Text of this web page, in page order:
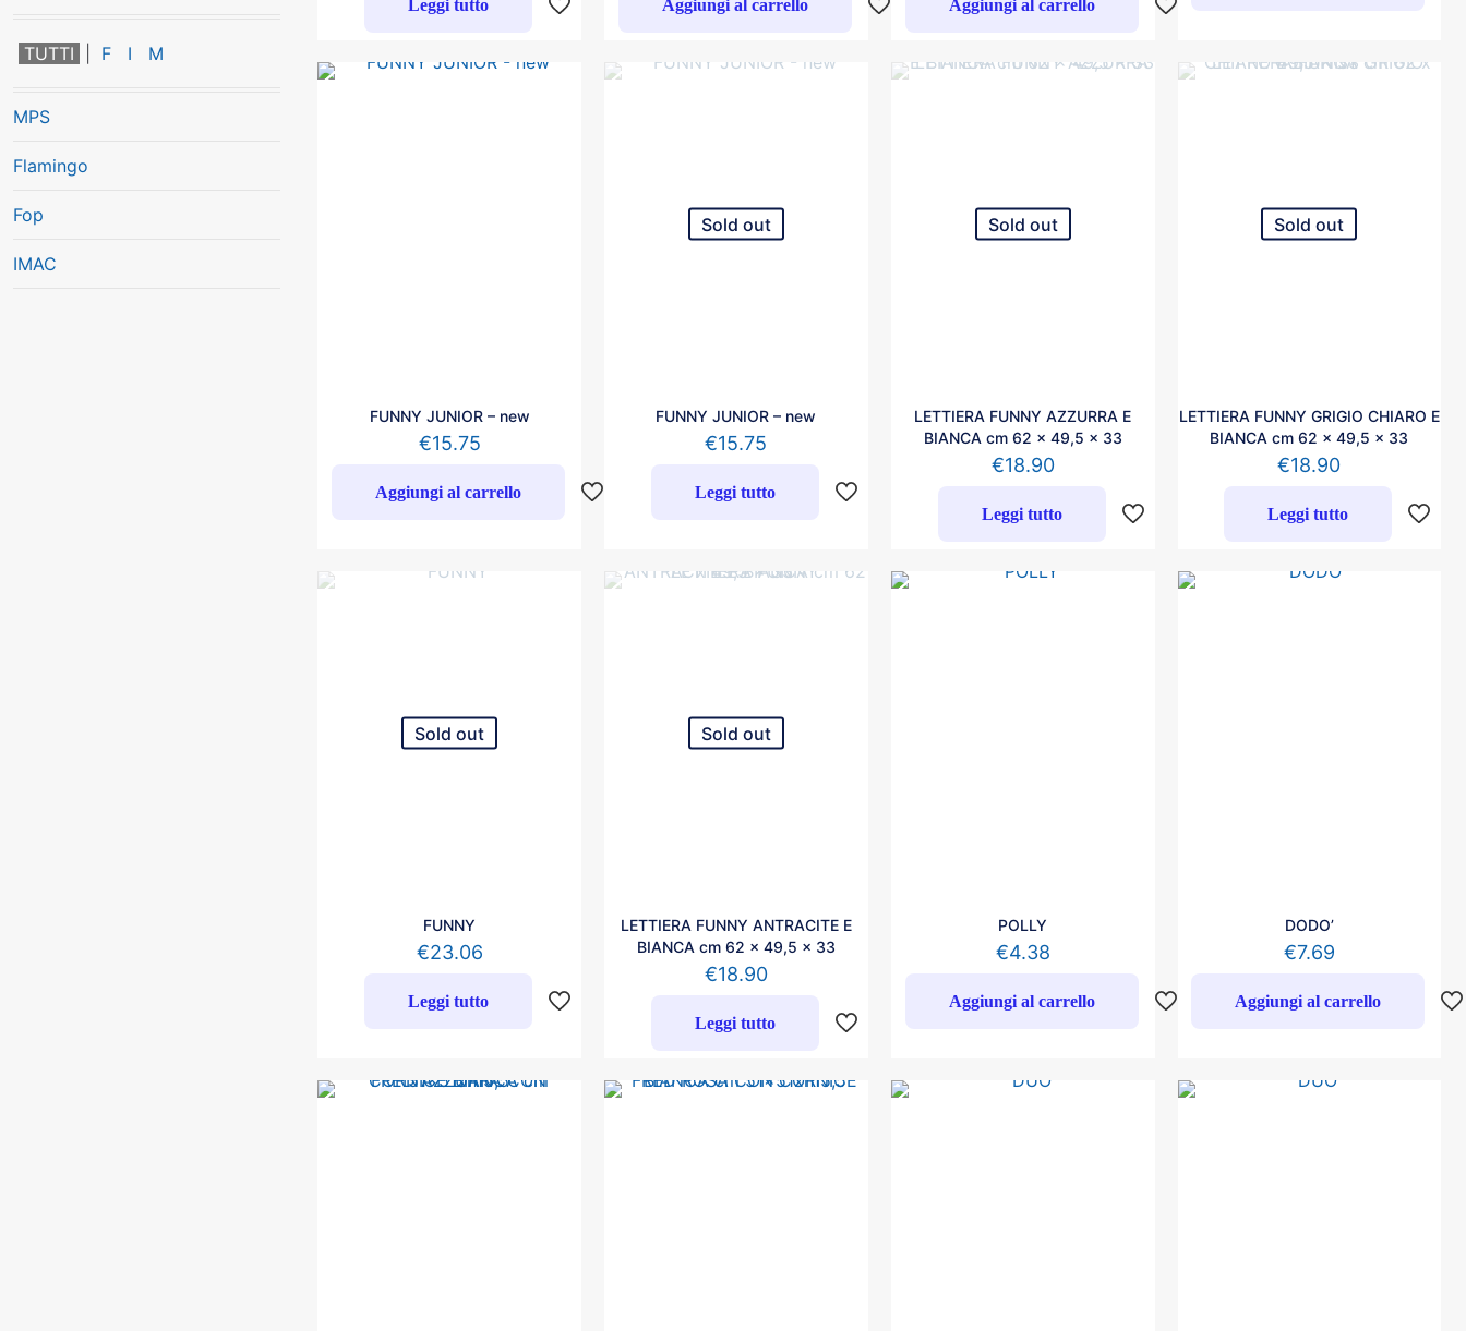
TUTTI F I M
MPS
Flamingo
Fop
IMAC
Leggi tutto Aggiungi al carrello Aggiungi al carrello
FUNNY JUNIOR – new
€15.75
Aggiungi al carrello
Sold out
FUNNY JUNIOR – new
€15.75
Leggi tutto
Sold out
LETTIERA FUNNY AZZURRA E
BIANCA cm 62 x 49,5 x 33
€18.90
Leggi tutto
Sold out
LETTIERA FUNNY GRIGIO CHIARO E
BIANCA cm 62 x 49,5 x 33
€18.90
Leggi tutto
Sold out
FUNNY
€23.06
Leggi tutto
Sold out
LETTIERA FUNNY ANTRACITE E
BIANCA cm 62 x 49,5 x 33
€18.90
Leggi tutto
POLLY
€4.38
Aggiungi al carrello
DODO’
€7.69
Aggiungi al carrello